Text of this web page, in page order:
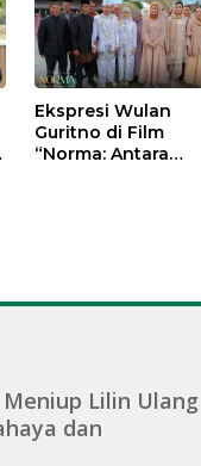
Ekspresi Wulan
Guritno di Film
“Norma: Antara
Lilin Ulang
dan